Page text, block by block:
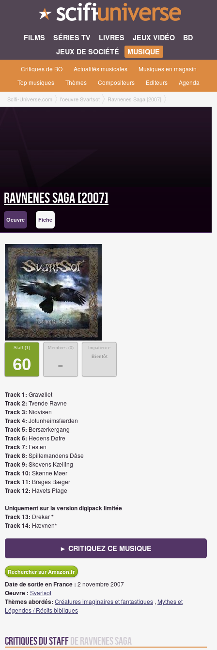
FILMS SÉRIES TV LIVRES JEUX VIDÉO
BD
JEUX DE SOCIÉTÉ
MUSIQUE
Critiques de BO Actualités musicales
Musiques en magasin
Top musiques
Thèmes Compositeurs Editeurs Agenda
Scifi-Universe.com l'oeuvre Svartsot Ravnenes Saga [2007]
Ravnenes Saga [2007]
Oeuvre Fiche
Staff (1)
60
Membres (0)
-
Impatience
Bientôt
Track 1: Gravøllet
Track 2: Tvende Ravne
Track 3: Nidvisen
Track 4: Jotunheimsfærden
Track 5: Bersærkergang
Track 6: Hedens Døtre
Track 7: Festen
Track 8: Spillemandens Dåse
Track 9: Skovens Kælling
Track 10: Skønne Møer
Track 11: Brages Bæger
Track 12: Havets Plage
Uniquement sur la version digipack limitée
Track 13: Drekar*
Track 14: Hævnen*
► CRITIQUEZ CE MUSIQUE
Rechercher sur Amazon.fr
Date de sortie en France : 2 novembre 2007
Oeuvre : Svartsot
Thèmes abordés: Créatures imaginaires et fantastiques , Mythes et
Légendes / Récits bibliques
Critiques du staffde Ravnenes Saga